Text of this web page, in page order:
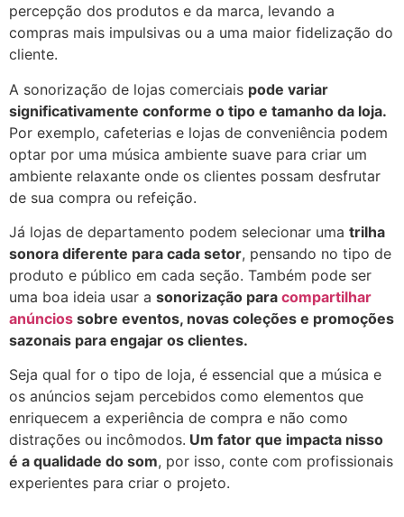
percepção dos produtos e da marca, levando a
compras mais impulsivas ou a uma maior fidelização do
cliente.
A sonorização de lojas comerciais pode variar
significativamente conforme o tipo e tamanho da loja.
Por exemplo, cafeterias e lojas de conveniência podem
optar por uma música ambiente suave para criar um
ambiente relaxante onde os clientes possam desfrutar
de sua compra ou refeição.
Já lojas de departamento podem selecionar uma trilha
sonora diferente para cada setor, pensando no tipo de
produto e público em cada seção. Também pode ser
uma boa ideia usar a sonorização para compartilhar
anúncios sobre eventos, novas coleções e promoções
sazonais para engajar os clientes.
Seja qual for o tipo de loja, é essencial que a música e
os anúncios sejam percebidos como elementos que
enriquecem a experiência de compra e não como
distrações ou incômodos. Um fator que impacta nisso
é a qualidade do som, por isso, conte com profissionais
experientes para criar o projeto.